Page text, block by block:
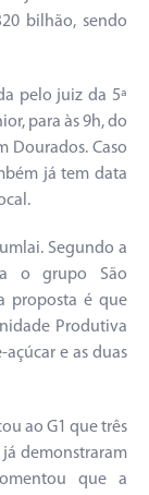
bilhão, sendo
pelo juiz da 5ª
para às 9h, do
Dourados. Caso
já tem data
Segundo a
o grupo São
proposta é que
Produtiva
açúcar e as duas
ao G1 que três
demonstraram
que a